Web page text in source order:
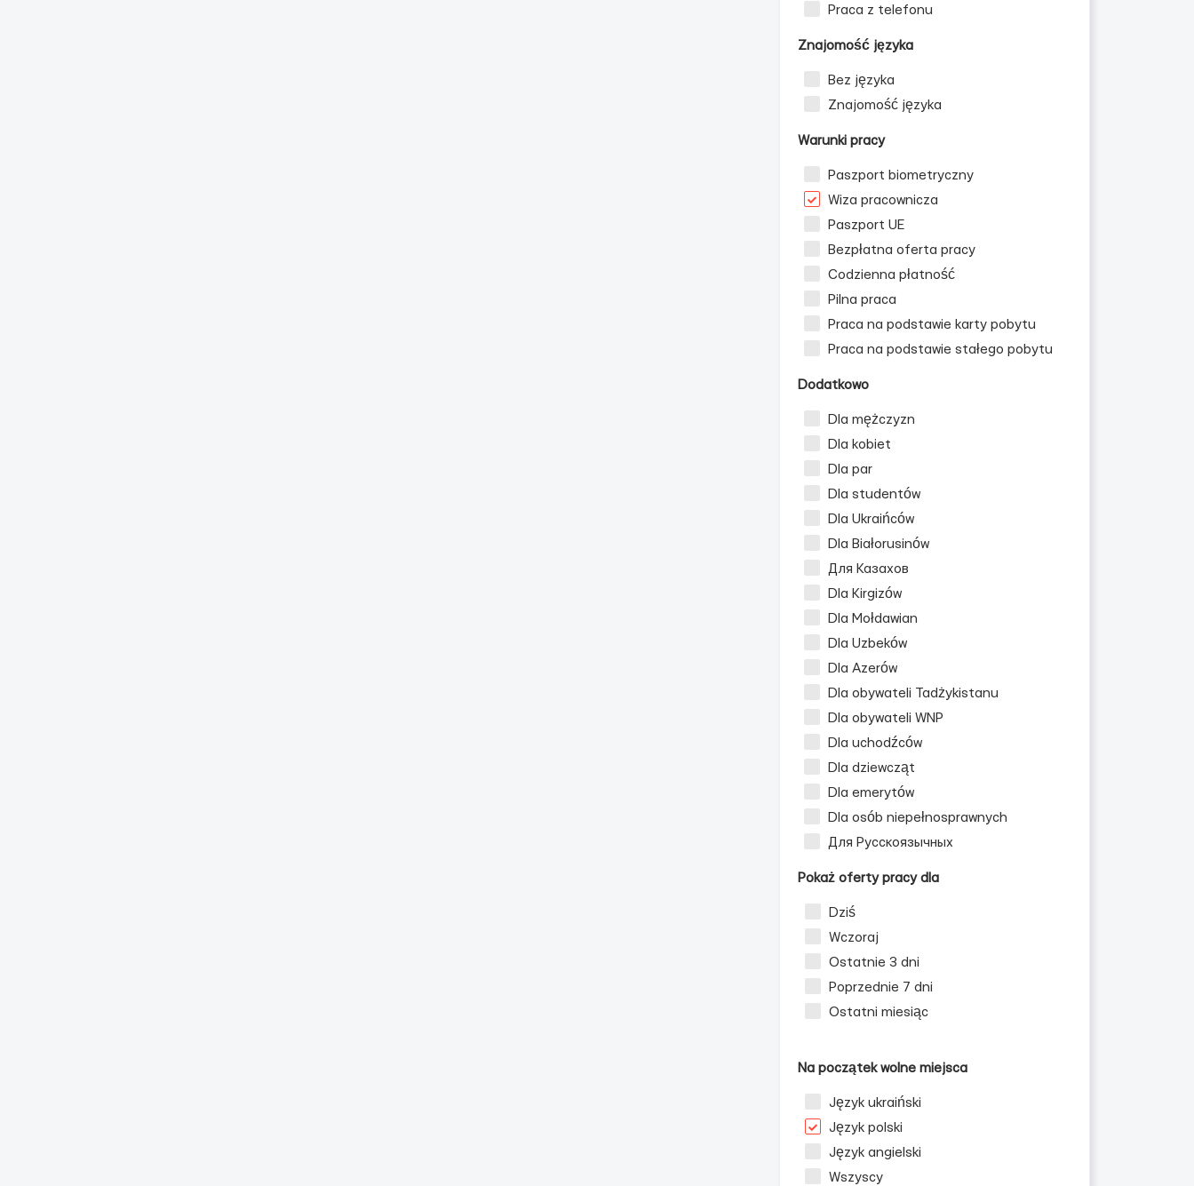
Praca z telefonu
Znajomość języka
Bez języka
Znajomość języka
Warunki pracy
Paszport biometryczny
Wiza pracownicza
Paszport UE
Bezpłatna oferta pracy
Codzienna płatność
Pilna praca
Praca na podstawie karty pobytu
Praca na podstawie stałego pobytu
Dodatkowo
Dla mężczyzn
Dla kobiet
Dla par
Dla studentów
Dla Ukraińców
Dla Białorusinów
Для Казахов
Dla Kirgizów
Dla Mołdawian
Dla Uzbeków
Dla Azerów
Dla obywateli Tadżykistanu
Dla obywateli WNP
Dla uchodźców
Dla dziewcząt
Dla emerytów
Dla osób niepełnosprawnych
Для Русскоязычных
Pokaż oferty pracy dla
Dziś
Wczoraj
Ostatnie 3 dni
Poprzednie 7 dni
Ostatni miesiąc
Na początek wolne miejsca
Język ukraiński
Język polski
Język angielski
Wszyscy